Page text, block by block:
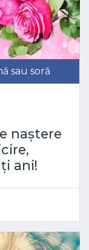
sau soră
naștere
ani!